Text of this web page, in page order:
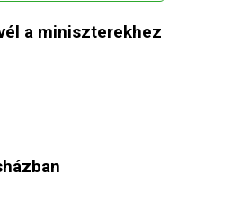
a miniszterekhez